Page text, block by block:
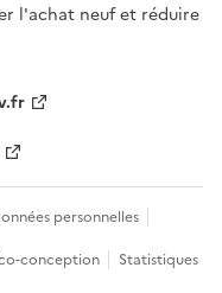
l'achat neuf et réduire
personnelles
conception
Statistiques